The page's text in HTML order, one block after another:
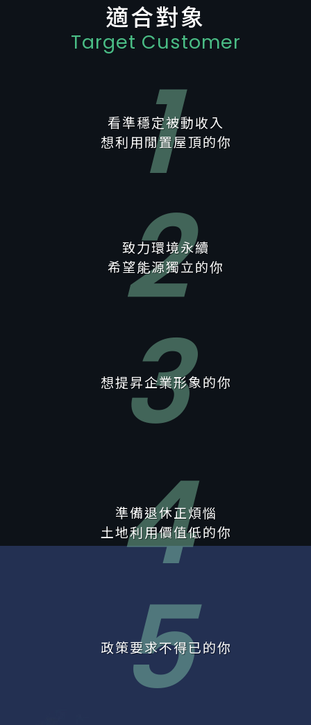
適合對象
Target Customer
1
看準穩定被動收入
想利用閒置屋頂的你
2
致力環境永續
希望能源獨立的你
3
想提昇企業形象的你
4
準備退休正煩惱
土地利用價值低的你
5
政策要求不得已的你